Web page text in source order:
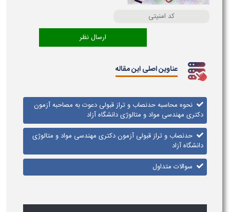
عناوین اصلی این مقاله
نحوه محاسبه حدنصاب و تراز قبولی دعوت به مصاحبه آزمون
دکتری مهندسی مواد و متالوژی دانشگاه آزاد
حدنصاب و تراز قبولی آزمون دکتری مهندسی مواد و متالوژی
دانشگاه آزاد
سوالات متداول